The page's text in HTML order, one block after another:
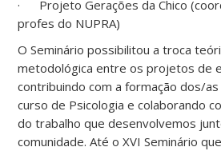
· Projeto Gerações da Chico
profes do NUPRA)
O Seminário possibilitou a troca
metodológica entre os projetos de
contribuindo com a formação dos/
curso de Psicologia e colaborando
do trabalho que desenvolvemos
comunidade. Até o XVI Seminário